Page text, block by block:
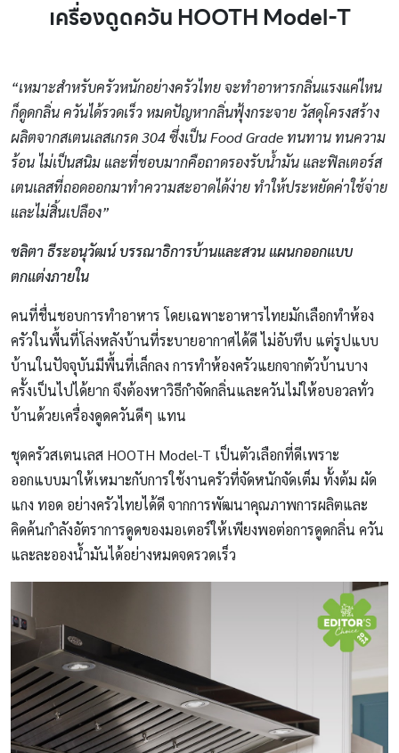
เครื่องดูดควัน HOOTH Model-T
“เหมาะสำหรับครัวหนักอย่างครัวไทย จะทำอาหารกลิ่นแรงแค่ไหน
ก็ดูดกลิ่น ควันได้รวดเร็ว หมดปัญหากลิ่นฟุ้งกระจาย วัสดุโครงสร้าง
ผลิตจากสเตนเลสเกรด 304 ซึ่งเป็น Food Grade ทนทาน ทนความ
ร้อน ไม่เป็นสนิม และที่ชอบมากคือถาดรองรับนํ้ามัน และฟิลเตอร์ส
เตนเลสที่ถอดออกมาทำความสะอาดได้ง่าย ทำให้ประหยัดค่าใช้จ่าย
และไม่สิ้นเปลือง”
ชลิตา ธีระอนุวัฒน์ บรรณาธิการบ้านและสวน แผนกออกแบบ
ตกแต่งภายใน
คนที่ชื่นชอบการทำอาหาร โดยเฉพาะอาหารไทยมักเลือกทำห้อง
ครัวในพื้นที่โล่งหลังบ้านที่ระบายอากาศได้ดี ไม่อับทึบ แต่รูปแบบ
บ้านในปัจจุบันมีพื้นที่เล็กลง การทำห้องครัวแยกจากตัวบ้านบาง
ครั้งเป็นไปได้ยาก จึงต้องหาวิธีกำจัดกลิ่นและควันไม่ให้อบอวลทั่ว
บ้านด้วยเครื่องดูดควันดีๆ แทน
ชุดครัวสเตนเลส HOOTH Model-T เป็นตัวเลือกที่ดีเพราะ
ออกแบบมาให้เหมาะกับการใช้งานครัวที่จัดหนักจัดเต็ม ทั้งต้ม ผัด
แกง ทอด อย่างครัวไทยได้ดี จากการพัฒนาคุณภาพการผลิตและ
คิดค้นกำลังอัตราการดูดของมอเตอร์ให้เพียงพอต่อการดูดกลิ่น ควัน
และละอองนํ้ามันได้อย่างหมดจดรวดเร็ว